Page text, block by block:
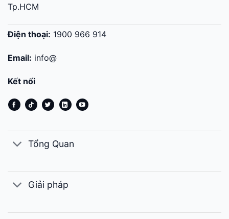
Tp.HCM
Điện thoại: 1900 966 914
Email: info@
Kết nối
Tổng Quan
Giải pháp